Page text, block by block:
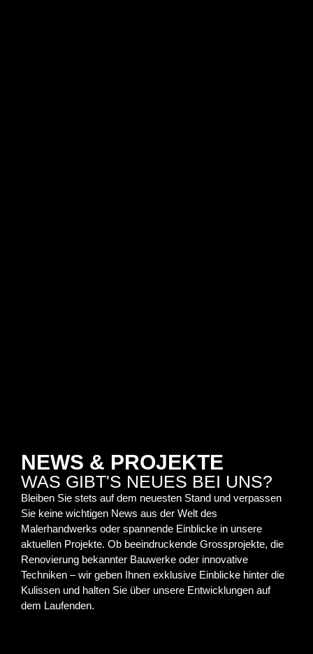
NEWS & PROJEKTE
WAS GIBT'S NEUES BEI UNS?
Bleiben Sie stets auf dem neuesten Stand und verpassen
Sie keine wichtigen News aus der Welt des
Malerhandwerks oder spannende Einblicke in unsere
aktuellen Projekte. Ob beeindruckende Grossprojekte, die
Renovierung bekannter Bauwerke oder innovative
Techniken – wir geben Ihnen exklusive Einblicke hinter die
Kulissen und halten Sie über unsere Entwicklungen auf
dem Laufenden.